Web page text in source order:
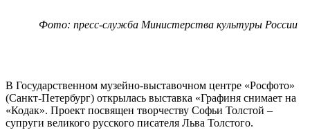
Фото: пресс-служба Министерства культуры России
В Государственном музейно-выставочном центре «Росфото»
(Санкт-Петербург) открылась выставка «Графиня снимает на
«Кодак». Проект посвящен творчеству Софьи Толстой –
супруги великого русского писателя Льва Толстого.